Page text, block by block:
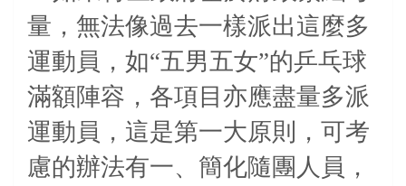
量，無法像過去一樣派出這麼多
運動員，如“五男五女”的乒乓球
滿額陣容，各項目亦應盡量多派
運動員，這是第一大原則，可考
慮的辦法有一、簡化隨團人員，